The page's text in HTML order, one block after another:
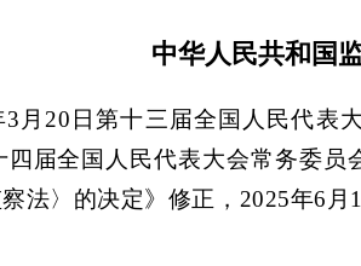
中华人民共和国
3月20日第十三届全国人民代
四届全国人民代表大会常务委员
法〉的决定》修正，2025年6月1